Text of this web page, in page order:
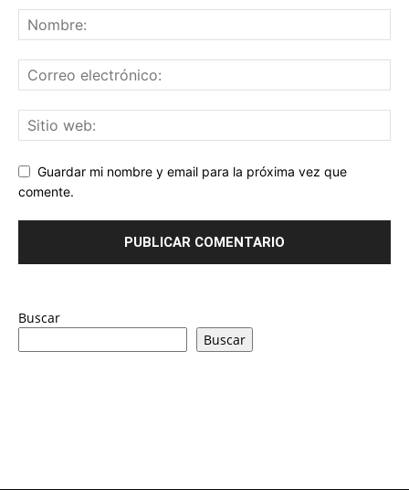
Guardar mi nombre y email para la próxima vez que
comente.
Buscar
Buscar